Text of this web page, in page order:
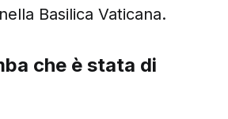
Basilica Vaticana.
che è stata di